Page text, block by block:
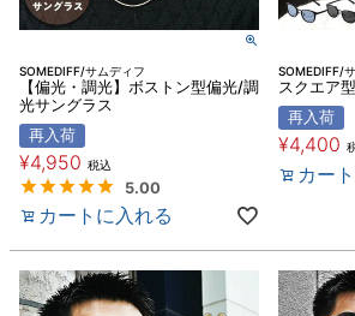
SOMEDIFF/サムディフ
【偏光・調光】ボストン型偏光/調
光サングラス
再入荷
¥4,950 税込
5.00
カートに入れる
SOMEDIFF/
スクエア
再入荷
¥4,400
カー